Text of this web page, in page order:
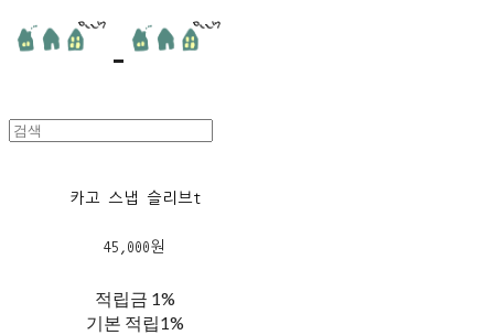
카고 스냅 슬리브t
45,000원
적립금 1%
기본 적립1%